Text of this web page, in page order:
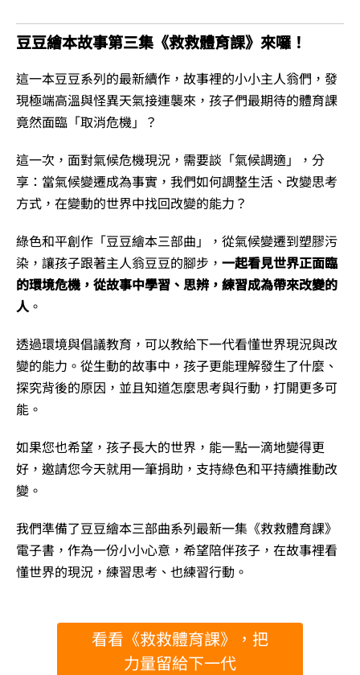
豆豆繪本故事第三集《救救體育課》來囉！
這一本豆豆系列的最新續作，故事裡的小小主人翁們，發
現極端高溫與怪異天氣接連襲來，孩子們最期待的體育課
竟然面臨「取消危機」？
這一次，面對氣候危機現況，需要談「氣候調適」，分
享：當氣候變遷成為事實，我們如何調整生活、改變思考
方式，在變動的世界中找回改變的能力？
綠色和平創作「豆豆繪本三部曲」，從氣候變遷到塑膠污
染，讓孩子跟著主人翁豆豆的腳步， 一起看見世界正面臨
的環境危機，從故事中學習、思辨，練習成為帶來改變的
人 。
透過環境與倡議教育，可以教給下一代看懂世界現況與改
變的能力。從生動的故事中，孩子更能理解發生了什麼、
探究背後的原因，並且知道怎麼思考與行動，打開更多可
能。
如果您也希望，孩子長大的世界，能一點一滴地變得更
好，邀請您今天就用一筆捐助，支持綠色和平持續推動改
變。
我們準備了豆豆繪本三部曲系列最新一集《救救體育課》
電子書，作為一份小小心意，希望陪伴孩子，在故事裡看
懂世界的現況，練習思考、也練習行動。
看看《救救體育課》，把
力量留給下一代